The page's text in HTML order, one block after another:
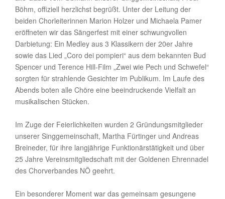
Böhm, offiziell herzlichst begrüßt. Unter der Leitung der
beiden Chorleiterinnen Marion Holzer und Michaela Pamer
eröffneten wir das Sängerfest mit einer schwungvollen
Darbietung: Ein Medley aus 3 Klassikern der 20er Jahre
sowie das Lied „Coro dei pompieri“ aus dem bekannten Bud
Spencer und Terence Hill-Film „Zwei wie Pech und Schwefel“
sorgten für strahlende Gesichter im Publikum. Im Laufe des
Abends boten alle Chöre eine beeindruckende Vielfalt an
musikalischen Stücken.
Im Zuge der Feierlichkeiten wurden 2 Gründungsmitglieder
unserer Singgemeinschaft, Martha Fürtinger und Andreas
Breineder, für ihre langjährige Funktionärstätigkeit und über
25 Jahre Vereinsmitgliedschaft mit der Goldenen Ehrennadel
des Chorverbandes NÖ geehrt.
Ein besonderer Moment war das gemeinsam gesungene